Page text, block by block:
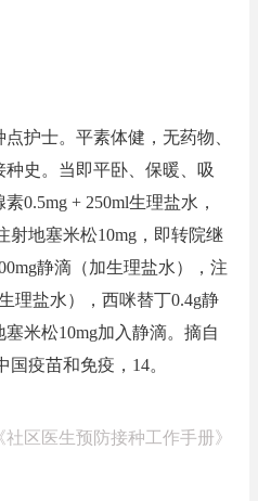
护士。平素体健，无药物、
史。当即平卧、保暖、吸
0.5mg + 250ml生理盐水，
射地塞米松10mg，即转院继
静滴（加生理盐水），注
理盐水），西咪替丁0.4g静
米松10mg加入静滴。摘自
疫苗和免疫，14。
社区医生预防接种工作手册》